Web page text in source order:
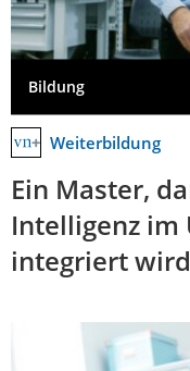
Bildung
Weiterbildung
Ein Master,
Intelligenz
integriert wird